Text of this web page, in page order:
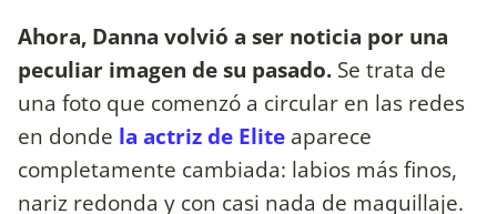
Ahora, Danna volvió a ser noticia por una
peculiar imagen de su pasado. Se trata de
una foto que comenzó a circular en las redes
en donde la actriz de Elite aparece
completamente cambiada: labios más finos,
nariz redonda y con casi nada de maquillaje.